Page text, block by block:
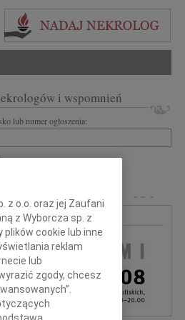
i wspomnień
lub numer ogłoszenia:
BEZPŁATNA
z o.o. oraz jej Zaufani
z Wyborcza sp. z
cookie lub inne
reklam
lub
zgody, chcesz